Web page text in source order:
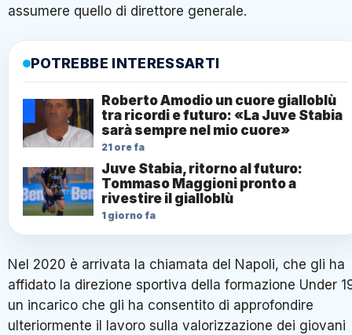
assumere quello di direttore generale.
POTREBBE INTERESSARTI
Roberto Amodio un cuore gialloblù
tra ricordi e futuro: «La Juve Stabia
sarà sempre nel mio cuore»
21 ore fa
Juve Stabia, ritorno al futuro:
Tommaso Maggioni pronto a
rivestire il gialloblù
1 giorno fa
Nel 2020 è arrivata la chiamata del Napoli, che gli ha
affidato la direzione sportiva della formazione Under
un incarico che gli ha consentito di approfondire
ulteriormente il lavoro sulla valorizzazione dei giovani